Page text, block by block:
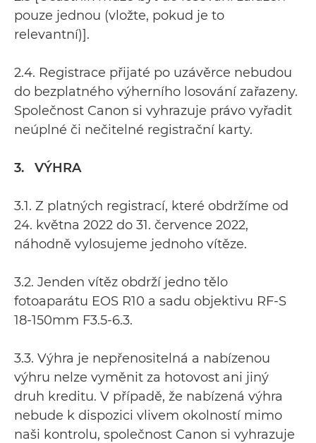
pouze jednou (vložte, pokud je to
relevantní)].
2.4. Registrace přijaté po uzávěrce nebudou
do bezplatného výherního losování zařazeny.
Společnost Canon si vyhrazuje právo vyřadit
neúplné či nečitelné registrační karty.
3. VÝHRA
3.1. Z platných registrací, které obdržíme od
24. května 2022 do 31. července 2022,
náhodně vylosujeme jednoho vítěze.
3.2. Jenden vítěz obdrží jedno tělo
fotoaparátu EOS R10 a sadu objektivu RF-S
18-150mm F3.5-6.3.
3.3. Výhra je nepřenositelná a nabízenou
výhru nelze vyměnit za hotovost ani jiný
druh kreditu. V případě, že nabízená výhra
nebude k dispozici vlivem okolností mimo
naši kontrolu, společnost Canon si vyhrazuje